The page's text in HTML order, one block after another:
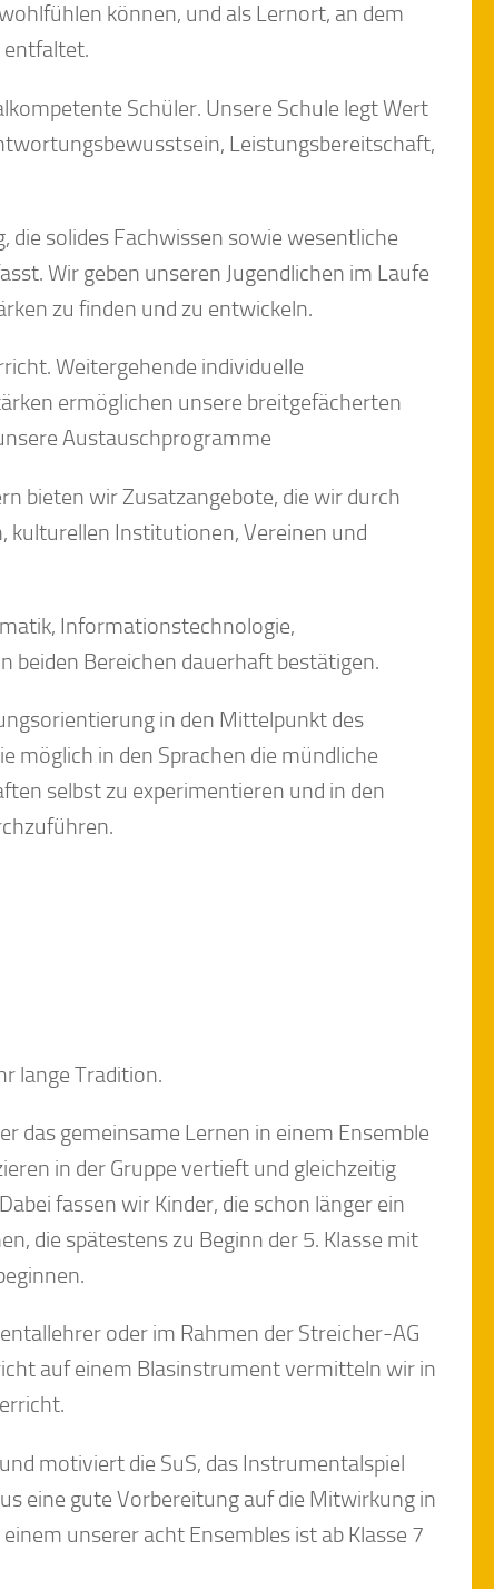
können, und als Lernort, an dem
entfaltet.
Schüler. Unsere Schule legt Wert
Leistungsbereitschaft,
solides Fachwissen sowie wesentliche
Wir geben unseren Jugendlichen im Laufe
zu finden und zu entwickeln.
Weitergehende individuelle
ermöglichen unsere breitgefächerten
Austauschprogramme
bieten wir Zusatzangebote, die wir durch
kulturellen Institutionen, Vereinen und
Informationstechnologie,
beiden Bereichen dauerhaft bestätigen.
in den Mittelpunkt des
möglich in den Sprachen die mündliche
selbst zu experimentieren und in den
lange Tradition.
das gemeinsame Lernen in einem Ensemble
in der Gruppe vertieft und gleichzeitig
fassen wir Kinder, die schon länger ein
die spätestens zu Beginn der 5. Klasse mit
oder im Rahmen der Streicher-AG
auf einem Blasinstrument vermitteln wir in
motiviert die SuS, das Instrumentalspiel
eine gute Vorbereitung auf die Mitwirkung in
unserer acht Ensembles ist ab Klasse 7